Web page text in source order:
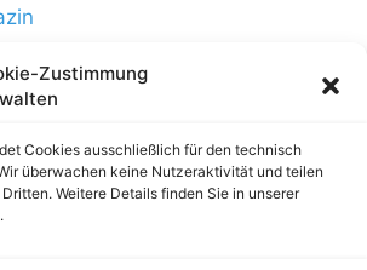
Zustimmung
Cookies ausschließlich für den technisch
überwachen keine Nutzeraktivität und teilen
Weitere Details finden Sie in unserer